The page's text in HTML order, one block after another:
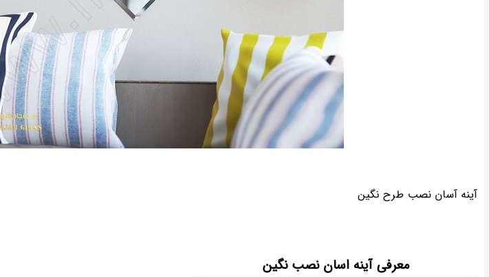
آینه آسان نصب طرح نگین
معرفی آینه اسان نصب نگین